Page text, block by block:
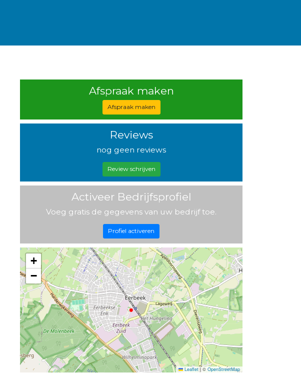
Afspraak maken
Afspraak maken
Reviews
nog geen reviews
Review schrijven
Activeer Bedrijfsprofiel
Voeg gratis de gegevens van uw bedrijf toe.
Profiel activeren
+
−
Leaflet |© OpenStreetMap